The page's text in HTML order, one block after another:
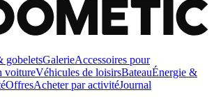
gobeletsGalerieAccessoires pour
voitureVéhicules de loisirsBateauÉnergie &
OffresAcheter par activitéJournal